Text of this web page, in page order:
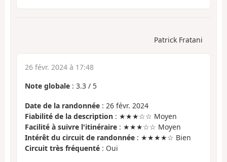
Patrick Fratani
26 févr. 2024 à 17:48
Note globale : 3.3 / 5
Date de la randonnée : 26 févr. 2024
Fiabilité de la description : ★★★☆☆ Moyen
Facilité à suivre l'itinéraire : ★★★☆☆ Moyen
Intérêt du circuit de randonnée : ★★★★☆ Bien
Circuit très fréquenté : Oui